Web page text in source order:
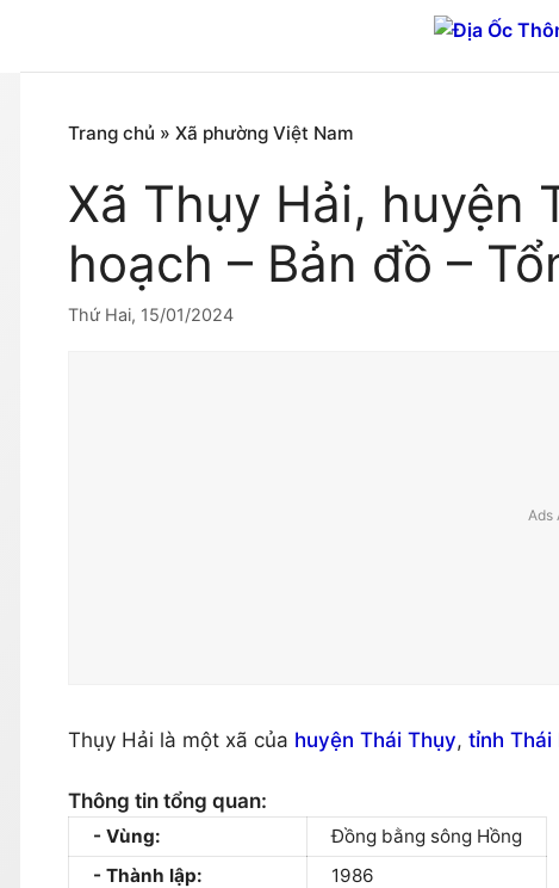
nội
Trang chủ » Xã phường Việt Nam
Xã Thụy Hải, huyện
hoạch – Bản đồ –
Thứ Hai, 15/01/2024
Thụy Hải là một xã của huyện Thái Thụy, tỉnh Thái
Thông tin tổng quan:
Vùng:
Đồng bằng sông Hồng
Thành lập:
1986